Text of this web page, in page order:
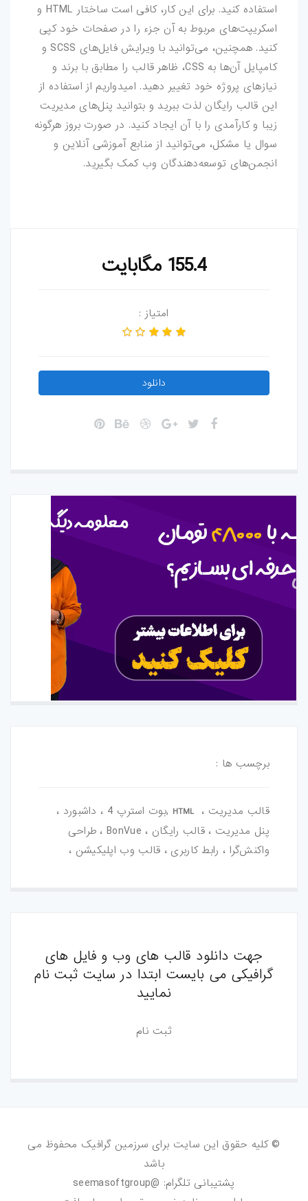
استفاده کنید. برای این کار، کافی است ساختار HTML و
اسکریپت‌های مربوط به آن جزء را در صفحات خود کپی
کنید. همچنین، می‌توانید با ویرایش فایل‌های SCSS و
کامپایل آن‌ها به CSS، ظاهر قالب را مطابق با برند و
نیازهای پروژه خود تغییر دهید. امیدواریم از استفاده از
این قالب رایگان لذت ببرید و بتوانید پنل‌های مدیریت
زیبا و کارآمدی را با آن ایجاد کنید. در صورت بروز هرگونه
سوال یا مشکل، می‌توانید از منابع آموزشی آنلاین و
انجمن‌های توسعه‌دهندگان وب کمک بگیرید.
155.4 مگابایت
امتیاز :
دانلود
برچسب ها :
قالب مدیریت ، HTML
,بوت استرپ 4 ، داشبورد ،
پنل مدیریت ، قالب رایگان ، BonVue ، طراحی
واکنش‌گرا ، رابط کاربری ، قالب وب اپلیکیشن ،
جهت دانلود قالب های وب و فایل های
گرافیکی می بایست ابتدا در سایت ثبت نام
نمایید
ثبت نام
© کلیه حقوق این سایت برای سرزمین گرافیک محفوظ می
باشد
پشتیبانی تلگرام: @seemasoftgroup